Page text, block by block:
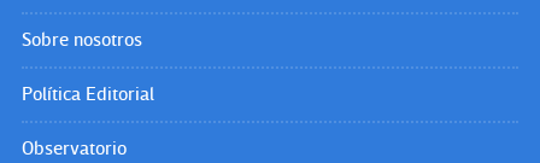
Sobre nosotros
Política Editorial
Observatorio